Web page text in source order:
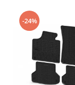
-24%